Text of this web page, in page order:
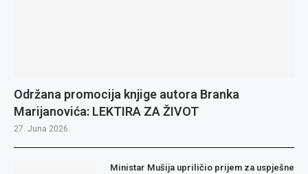
Održana promocija knjige autora Branka
Marijanovića: LEKTIRA ZA ŽIVOT
27. Juna 2026.
Ministar Mušija upriličio prijem za uspješne